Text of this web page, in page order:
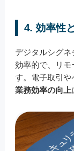
4. 効率性
デジタルシグ
効率的で、リ
す。電子取引や
業務効率の向上